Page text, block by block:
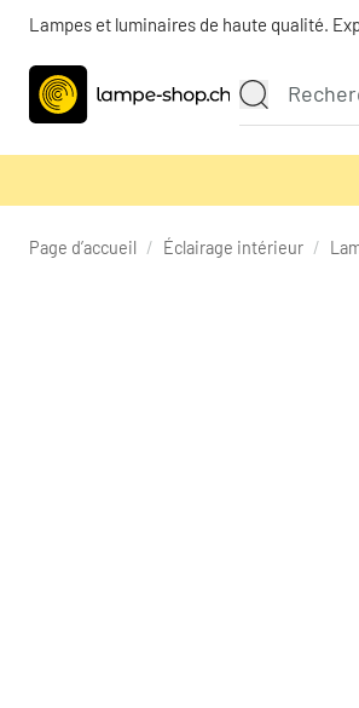
Lampes et luminaires de haute qualité.
Page d’accueil / Éclairage intérieur /